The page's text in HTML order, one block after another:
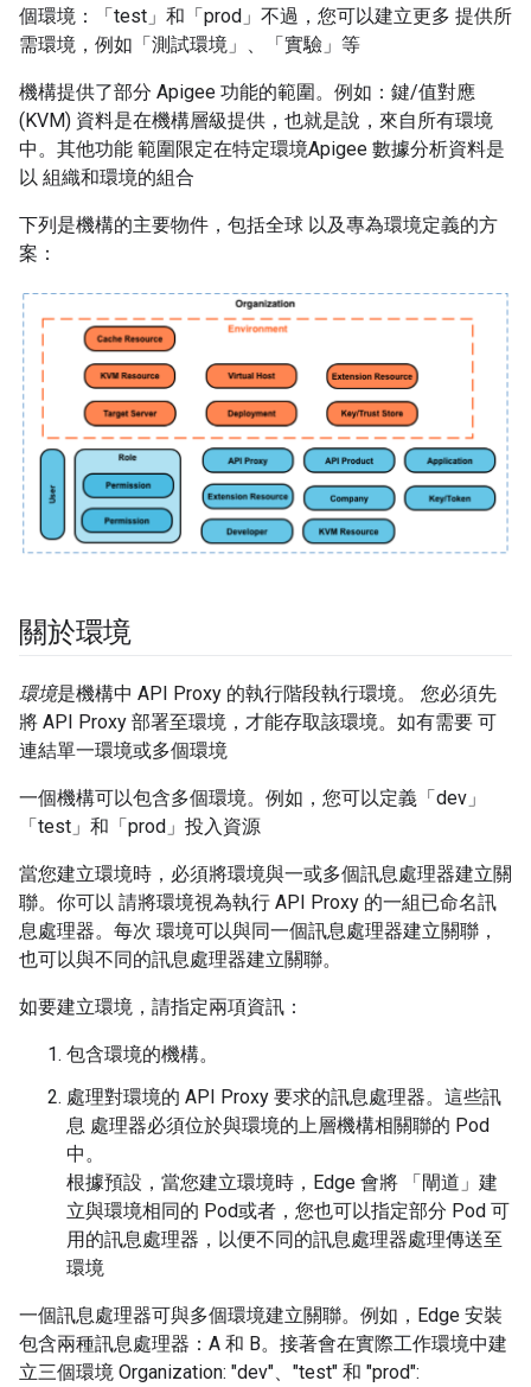
個環境：「test」和「prod」不過，您可以建立更多 提供所
需環境，例如「測試環境」、「實驗」等
機構提供了部分 Apigee 功能的範圍。例如：鍵/值對應
(KVM) 資料是在機構層級提供，也就是說，來自所有環境
中。其他功能 範圍限定在特定環境Apigee 數據分析資料是
以 組織和環境的組合
下列是機構的主要物件，包括全球 以及專為環境定義的方
案：
關於環境
環境是機構中 API Proxy 的執行階段執行環境。 您必須先
將 API Proxy 部署至環境，才能存取該環境。如有需要 可
連結單一環境或多個環境
一個機構可以包含多個環境。例如，您可以定義「dev」
「test」和「prod」投入資源
當您建立環境時，必須將環境與一或多個訊息處理器建立關
聯。你可以 請將環境視為執行 API Proxy 的一組已命名訊
息處理器。每次 環境可以與同一個訊息處理器建立關聯，
也可以與不同的訊息處理器建立關聯。
如要建立環境，請指定兩項資訊：
包含環境的機構。
處理對環境的 API Proxy 要求的訊息處理器。這些訊
息 處理器必須位於與環境的上層機構相關聯的 Pod
中。
根據預設，當您建立環境時，Edge 會將 「閘道」建
立與環境相同的 Pod或者，您也可以指定部分 Pod 可
用的訊息處理器，以便不同的訊息處理器處理傳送至
環境
一個訊息處理器可與多個環境建立關聯。例如，Edge 安裝
包含兩種訊息處理器：A 和 B。接著會在實際工作環境中建
立三個環境 Organization: "dev"、"test" 和 "prod":